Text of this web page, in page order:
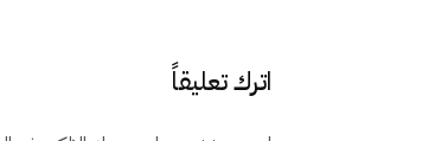
اترك تعليقاً